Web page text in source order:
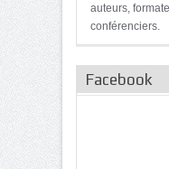
auteurs,
conférenciers.
Facebook